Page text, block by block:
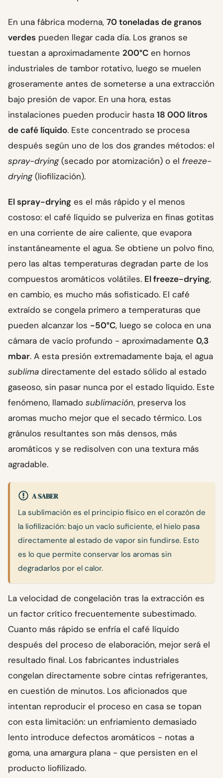
En una fábrica moderna, 70 toneladas de granos
verdes pueden llegar cada día. Los granos se
tuestan a aproximadamente 200°C en hornos
industriales de tambor rotativo, luego se muelen
groseramente antes de someterse a una extracción
bajo presión de vapor. En una hora, estas
instalaciones pueden producir hasta 18 000 litros
de café líquido. Este concentrado se procesa
después según uno de los dos grandes métodos: el
spray-drying(secado por atomización) o el freeze-
drying(liofilización).
El spray-drying es el más rápido y el menos
costoso: el café líquido se pulveriza en finas gotitas
en una corriente de aire caliente, que evapora
instantáneamente el agua. Se obtiene un polvo fino,
pero las altas temperaturas degradan parte de los
compuestos aromáticos volátiles. El freeze-drying,
en cambio, es mucho más sofisticado. El café
extraído se congela primero a temperaturas que
pueden alcanzar los -50°C, luego se coloca en una
cámara de vacío profundo - aproximadamente 0,3
mbar. A esta presión extremadamente baja, el agua
sublima directamente del estado sólido al estado
gaseoso, sin pasar nunca por el estado líquido. Este
fenómeno, llamado sublimación, preserva los
aromas mucho mejor que el secado térmico. Los
gránulos resultantes son más densos, más
aromáticos y se redisolven con una textura más
agradable.
A SABER
La sublimación es el principio físico en el corazón de
la liofilización: bajo un vacío suficiente, el hielo pasa
directamente al estado de vapor sin fundirse. Esto
es lo que permite conservar los aromas sin
degradarlos por el calor.
La velocidad de congelación tras la extracción es
un factor crítico frecuentemente subestimado.
Cuanto más rápido se enfría el café líquido
después del proceso de elaboración, mejor será el
resultado final. Los fabricantes industriales
congelan directamente sobre cintas refrigerantes,
en cuestión de minutos. Los aficionados que
intentan reproducir el proceso en casa se topan
con esta limitación: un enfriamiento demasiado
lento introduce defectos aromáticos - notas a
goma, una amargura plana - que persisten en el
producto liofilizado.